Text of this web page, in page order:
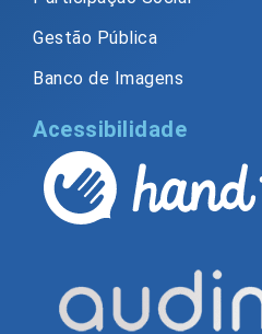
Gestão Pública
Banco de Imagens
Acessibilidade